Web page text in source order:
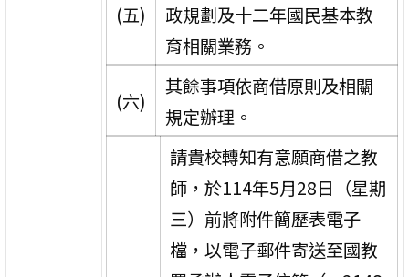
(五)
政規劃及十二年國民基本教
育相關業務。
(六)
其餘事項依商借原則及相關
規定辦理。
請貴校轉知有意願商借之教
師，於114年5月28日（星期
三）前將附件簡歷表電子
檔，以電子郵件寄送至國教